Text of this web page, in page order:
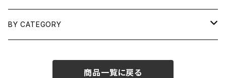
SHIRTS
OUTERWEAR
TOPS
BY CATEGORY
商品一覧に戻る